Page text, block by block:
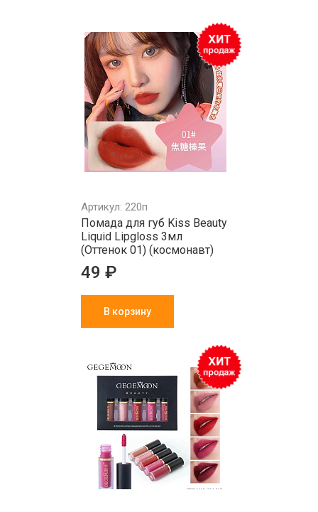
Артикул: 220п
Помада для губ Kiss Beauty
Liquid Lipgloss 3мл
(Оттенок 01) (космонавт)
49 ₽
В корзину